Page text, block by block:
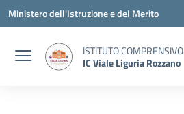
Vai ai contenuti
Vai al menu di navigazione
Vai al footer
Ministero dell'Istruzione e del Merito
ISTITUTO COMPRENSIVO
IC Viale Liguria Rozzano